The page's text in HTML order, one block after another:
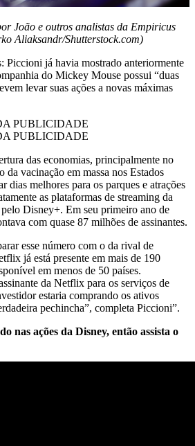
João e outros analistas da Empiricus
Aliaksandr/Shutterstock.com)
Piccioni já havia mostrado anteriormente
do Mickey Mouse possui “duas
levar suas ações a novas máximas
PUBLICIDADE
PUBLICIDADE
das economias, principalmente no
vacinação em massa nos Estados
dias melhores para os parques e atrações
as plataformas de streaming da
Disney+. Em seu primeiro ano de
com quase 87 milhões de assinantes.
esse número com o da rival de
já está presente em mais de 190
em menos de 50 países.
da Netflix para os serviços de
estaria comprando os ativos
pechincha”, completa Piccioni”.
nas ações da Disney, então assista o